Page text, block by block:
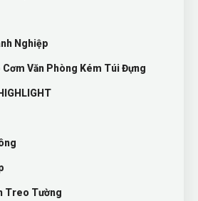
Nghiệp
Cơm Văn Phòng Kém Túi Đựng
Treo Tường